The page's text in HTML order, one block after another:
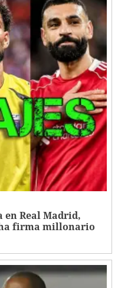
en Real Madrid,
firma millonario